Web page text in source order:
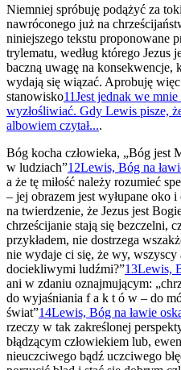
Niemniej spróbuję podążyć za
nawróconego już na
niniejszego tekstu proponowane
trylematu, według którego Jezus
baczną uwagę na konsekwencje,
wydają się wiązać. Aprobuję
stanowisko11Jest jednak we
wyzłośliwiać. Gdy Lewis pisze,
albowiem czytał....
Bóg kocha człowieka, „Bóg jest
w ludziach”12Lewis, Bóg na
a że tę miłość należy rozumieć
– jej obrazem jest wyłupane oko i
na twierdzenie, że Jezus jest
chrześcijanie stają się bezczelni,
przykładem, nie dostrzega
nie wydaje ci się, że wy, wszyscy
dociekliwymi ludźmi?”13Lewis,
ani w zdaniu oznajmującym:
do wyjaśniania f a k t ó w – do
świat”14Lewis, Bóg na ławie
rzeczy w tak zakreślonej
błądzącym człowiekiem lub,
nieuczciwego bądź uczciwego